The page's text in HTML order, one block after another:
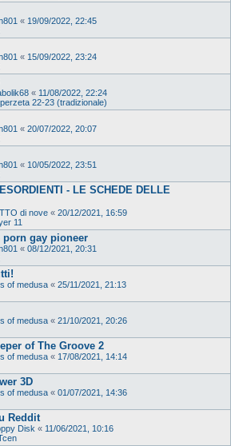
« 19/09/2022, 22:45
« 15/09/2022, 23:24
« 11/08/2022, 22:24
22-23 (tradizionale)
« 20/07/2022, 20:07
« 10/05/2022, 23:51
- LE SCHEDE DELLE
di nove « 20/12/2021, 16:59
11
porn gay pioneer
« 08/12/2021, 20:31
of medusa « 25/11/2021, 21:13
of medusa « 21/10/2021, 20:26
of The Groove 2
of medusa « 17/08/2021, 14:14
3D
of medusa « 01/07/2021, 14:36
Reddit
Disk « 11/06/2021, 10:16